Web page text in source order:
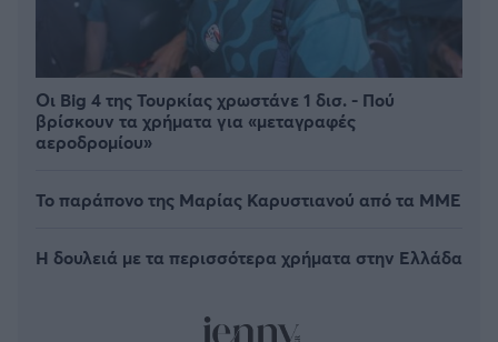
Οι Big 4 της Τουρκίας χρωστάνε 1 δισ. - Πού
βρίσκουν τα χρήματα για «μεταγραφές
αεροδρομίου»
Το παράπονο της Μαρίας Καρυστιανού από τα ΜΜΕ
Η δουλειά με τα περισσότερα χρήματα στην Ελλάδα